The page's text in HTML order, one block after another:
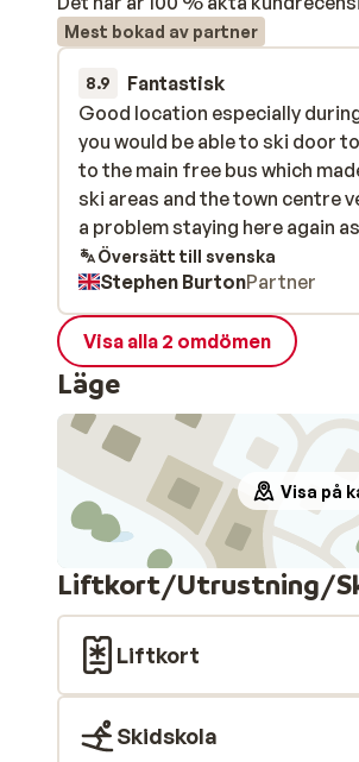
Mest bokad av partner
8.9 Fantastisk
Good location especially
you would be able to ski door to
to the main free bus which
ski areas and the town centre
a problem staying here again
accessing the lifts, shop, and
require for a great holiday.
Good location especially
you would be able to ski door to
to the main free bus which
ski areas and the town centre
a problem staying here again
Översätt till svenska
Stephen BurtonPartner
Visa alla 2 omdömen
Läge
Visa på
Liftkort/Utrustning/
Liftkort
Skidskola